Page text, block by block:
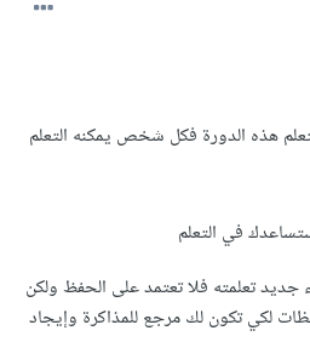
هذه الدورة فكل شخص يمكنه التعلم
في التعلم
تعلمته فلا تعتمد على الحفظ ولكن
لكي تكون لك مرجع للمذاكرة وإيجاد